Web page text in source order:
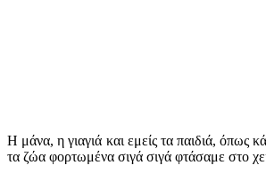
Η μάνα, η γιαγιά και εμείς τα παιδιά, όπως
τα ζώα φορτωμένα σιγά σιγά φτάσαμε στο